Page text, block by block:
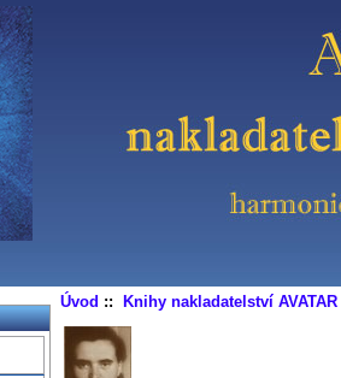
Úvod :: Knihy nakladatelství AVATAR